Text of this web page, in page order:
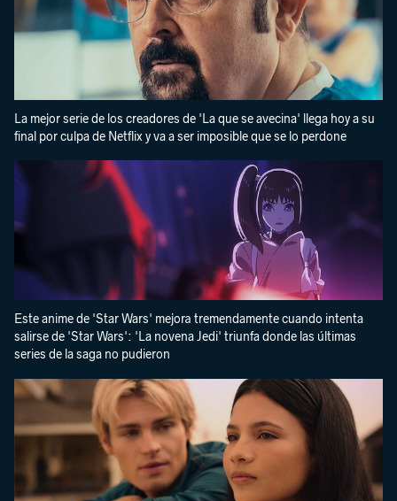
La mejor serie de los creadores de 'La que se avecina' llega hoy a su
final por culpa de Netflix y va a ser imposible que se lo perdone
Este anime de 'Star Wars' mejora tremendamente cuando intenta
salirse de 'Star Wars': 'La novena Jedi' triunfa donde las últimas
series de la saga no pudieron